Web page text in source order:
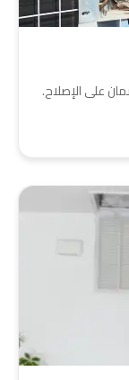
على الإصلاح.